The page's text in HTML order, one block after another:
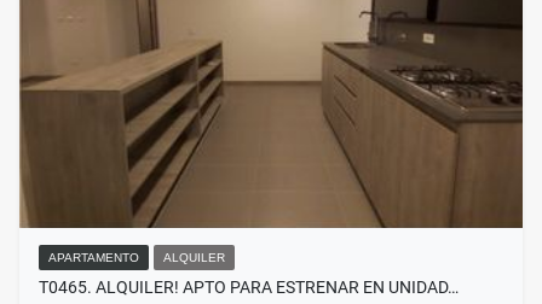
APARTAMENTO ALQUILER
T0465. ALQUILER! APTO PARA ESTRENAR EN UNIDAD…